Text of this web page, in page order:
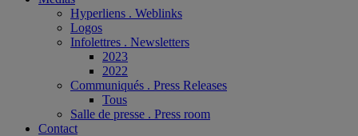
Hyperliens . Weblinks
Logos
Infolettres . Newsletters
2023
2022
Communiqués . Press Releases
Tous
Salle de presse . Press room
Contact